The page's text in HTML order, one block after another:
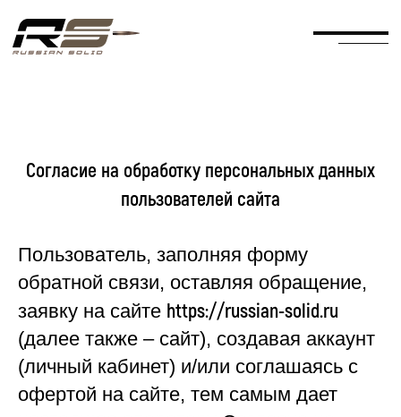
Согласие на обработку персональных данных
пользователей сайта
Пользователь, заполняя форму
обратной связи, оставляя обращение,
заявку на сайте https://russian-solid.ru
(далее также – сайт), создавая аккаунт
(личный кабинет) и/или соглашаясь с
офертой на сайте, тем самым дает